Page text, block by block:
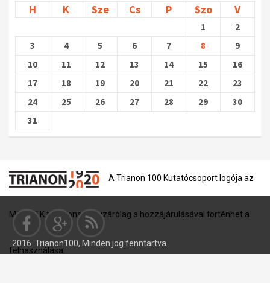
H K Sze Cs P Szo V
1
2
3
4 5 6 7 8
9
10
11 12 13 14 15
16
17
18 19 20 21 22
23
24
25 26 27 28 29
30
31
A Trianon 100 Kutatócsoport logója az
MTA BTK tulajdona, és kizárólag a hozzájárulásával történhet a
felhasználása.
2016. Trianon100, Minden jog fenntartva